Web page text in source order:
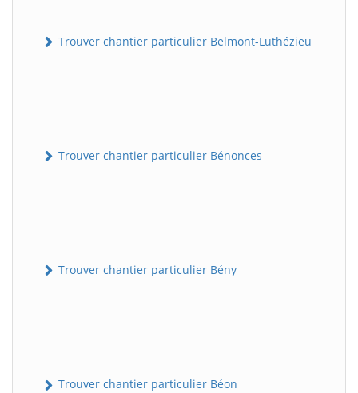
Trouver chantier particulier Belmont-Luthézieu
Trouver chantier particulier Bénonces
Trouver chantier particulier Bény
Trouver chantier particulier Béon